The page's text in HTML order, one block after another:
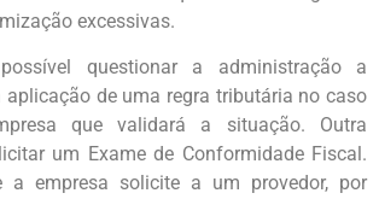
excessivas.
questionar a administração a
aplicação de uma regra tributária no caso
que validará a situação. Outra
um Exame de Conformidade Fiscal.
a empresa solicite a um provedor, por